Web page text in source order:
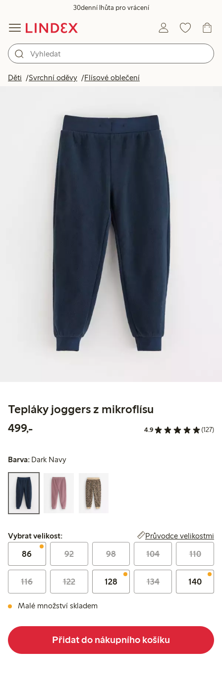
30denní lhůta pro vrácení
Děti Svrchní oděvy Flísové oblečení
Tepláky joggers z mikroflísu
499,-499,00 Kč 4.9 (127)
Barva: Dark Navy
Vybrat velikost:
Vybrat velikost: Průvodce velikostmi
86 92 98 104 110
116 122 128 134 140
Malé množství skladem
Přidat do nákupního košíku